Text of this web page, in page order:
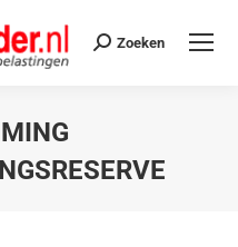
Zoeken